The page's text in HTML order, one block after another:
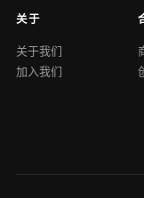
关于
关于我们
加入我们